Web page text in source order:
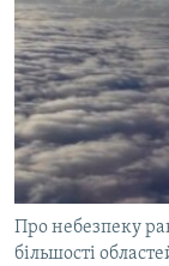
ВСЕ ЗА ДЕНЬ
СПЕЦПРОЕКТИ
ДЕПОРТАЦІЯ
ВІДЕОУРОКИ
СВІДЧЕННЯ
УКРАЇНСЬКА
ЯК ОБІЙТИ
Русский
Qırımtatar
Про небезпеку
більшості